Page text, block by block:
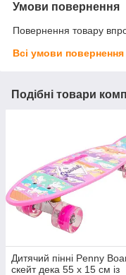
Умови повернення
Повернення товару
Всі умови повернення
Подібні товари
Дитячий пінні Penny
скейт дека 55 х 15 см із